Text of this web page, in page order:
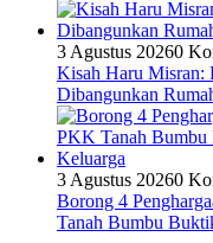
3 Agustus 20260
Kisah Haru Misran:
Dibangunkan
3 Agustus 20260
Borong 4
Tanah Bumbu